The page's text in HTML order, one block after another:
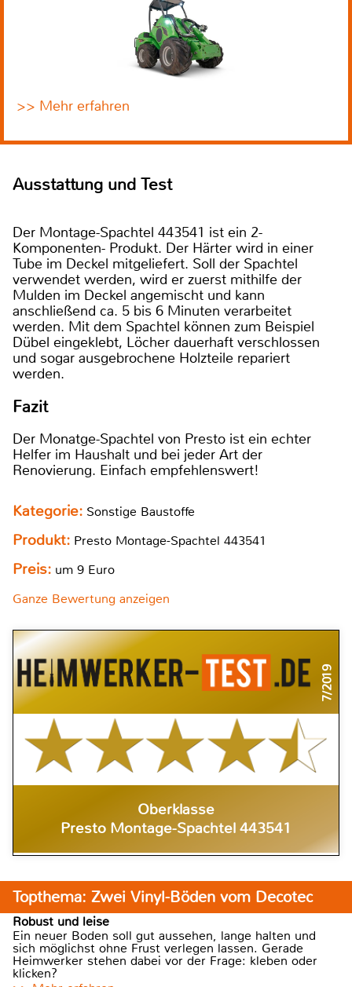
>> Mehr erfahren
Ausstattung und Test
Der Montage-Spachtel 443541 ist ein 2-
Komponenten- Produkt. Der Härter wird in einer
Tube im Deckel mitgeliefert. Soll der Spachtel
verwendet werden, wird er zuerst mithilfe der
Mulden im Deckel angemischt und kann
anschließend ca. 5 bis 6 Minuten verarbeitet
werden. Mit dem Spachtel können zum Beispiel
Dübel eingeklebt, Löcher dauerhaft verschlossen
und sogar ausgebrochene Holzteile repariert
werden.
Fazit
Der Monatge-Spachtel von Presto ist ein echter
Helfer im Haushalt und bei jeder Art der
Renovierung. Einfach empfehlenswert!
Kategorie: Sonstige Baustoffe
Produkt: Presto Montage-Spachtel 443541
Preis: um 9 Euro
Ganze Bewertung anzeigen
7/2019
Oberklasse
Presto Montage-Spachtel 443541
Topthema: Zwei Vinyl-Böden vom Decotec
Robust und leise
Ein neuer Boden soll gut aussehen, lange halten und
sich möglichst ohne Frust verlegen lassen. Gerade
Heimwerker stehen dabei vor der Frage: kleben oder
klicken?